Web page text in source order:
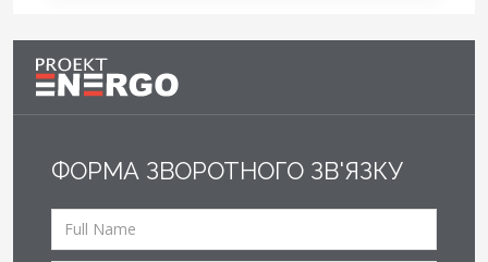
ФОРМА ЗВОРОТНОГО ЗВ'ЯЗКУ